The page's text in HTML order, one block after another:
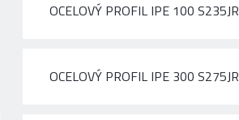
OCELOVÝ PROFIL IPE 100 S235JR
OCELOVÝ PROFIL IPE 300 S275JR